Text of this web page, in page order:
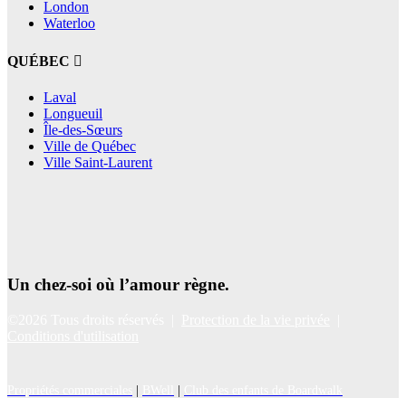
London
Waterloo
QUÉBEC
Laval
Longueuil
Île-des-Sœurs
Ville de Québec
Ville Saint-Laurent
Un chez-soi où l’amour règne.